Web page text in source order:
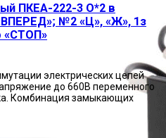
ПКЕА-222-3 О*2 в
№2 «Ц», «Ж», 1з
«СТОП»
электрических цепей
до 660В переменного
Комбинация замыкающих